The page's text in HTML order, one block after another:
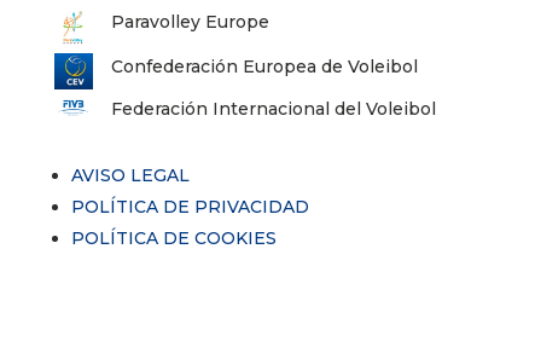
Paravolley Europe
Confederación Europea de Voleibol
Federación Internacional del Voleibol
AVISO LEGAL
POLÍTICA DE PRIVACIDAD
POLÍTICA DE COOKIES